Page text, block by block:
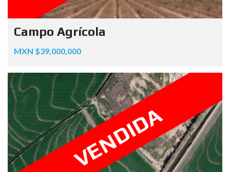
Campo Agrícola
MXN $39,000,000
VENDIDA